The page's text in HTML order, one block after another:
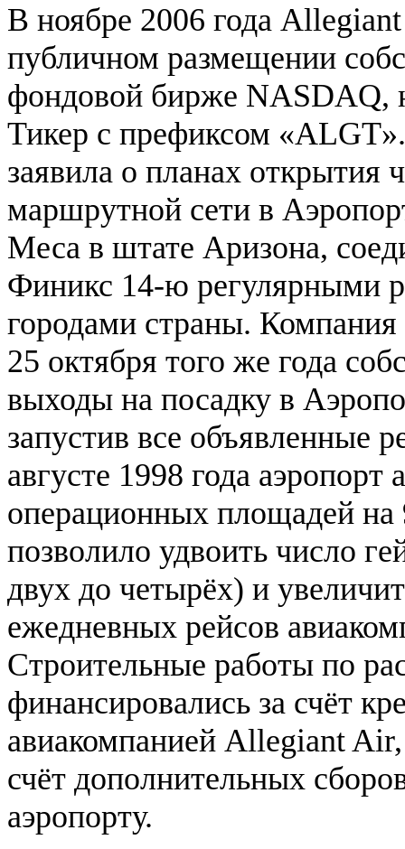
В ноябре 2006 года
публичном размещении
фондовой бирже NASDAQ,
Тикер с префиксом
заявила о планах открытия
маршрутной сети в
Меса в штате Аризона,
Финикс 14-ю регулярными
городами страны.
25 октября того же года
выходы на посадку в
запустив все объявленные
августе 1998 года
операционных площадей на
позволило удвоить число
двух до четырёх) и
ежедневных рейсов
Строительные работы по
финансировались за счёт
авиакомпанией Allegiant
счёт дополнительных
аэропорту.